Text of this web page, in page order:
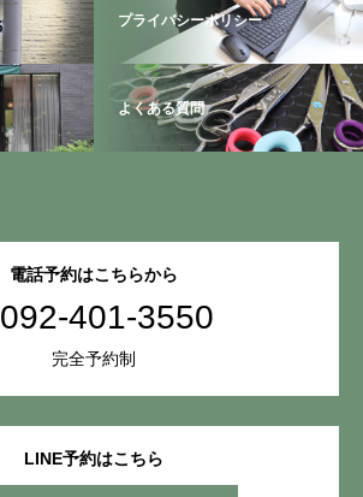
プライバシーポリシー
よくある質問
LINE予約はこちら
電話予約はこちらから
092-401-3550
完全予約制